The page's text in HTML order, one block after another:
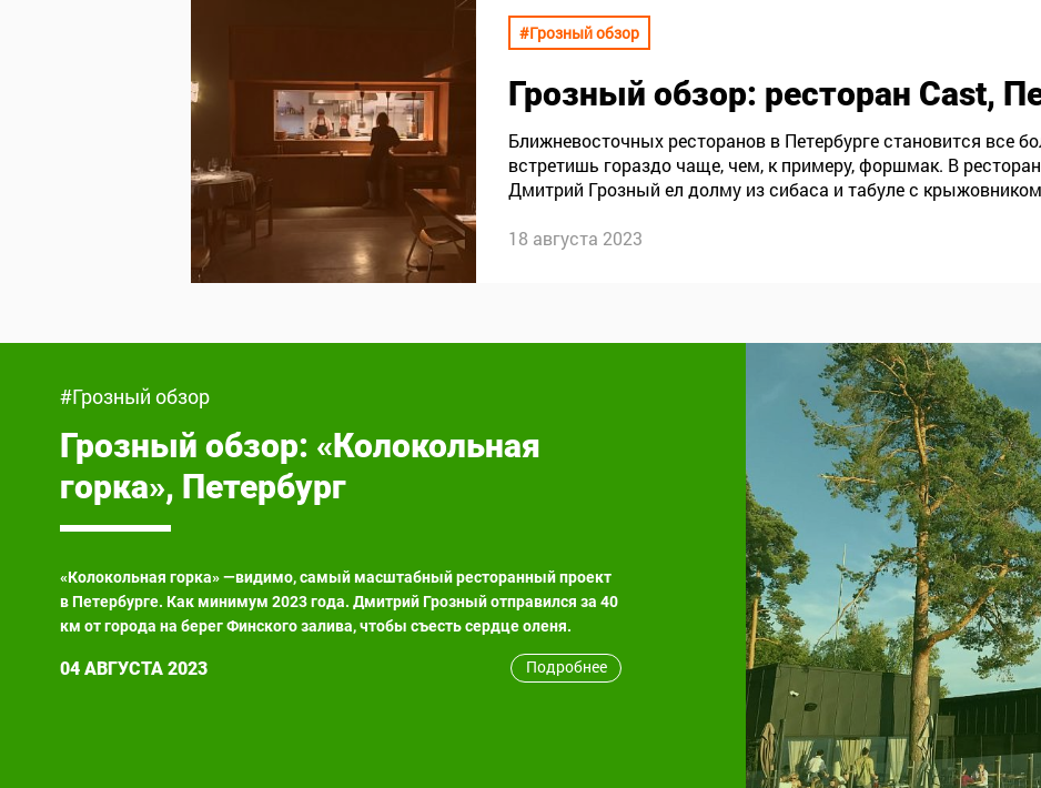
#Грозный обзор
Грозный обзор: ресторан Cast,
Ближневосточных ресторанов в Петербурге становится все
встретишь гораздо чаще, чем, к примеру, форшмак. В
Дмитрий Грозный ел долму из сибаса и табуле с
18 августа 2023
#Грозный обзор
Грозный обзор: «Колокольная
горка», Петербург
«Колокольная горка» —видимо, самый масштабный ресторанный проект
в Петербурге. Как минимум 2023 года. Дмитрий Грозный отправился за 40
км от города на берег Финского залива, чтобы съесть сердце оленя.
04 АВГУСТА 2023 Подробнее